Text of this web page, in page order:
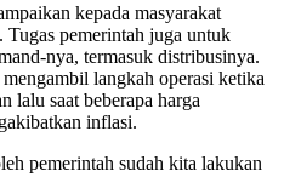
kepada masyarakat
Tugas pemerintah juga untuk
nya, termasuk distribusinya.
langkah operasi ketika
lalu saat beberapa harga
inflasi.
pemerintah sudah kita lakukan